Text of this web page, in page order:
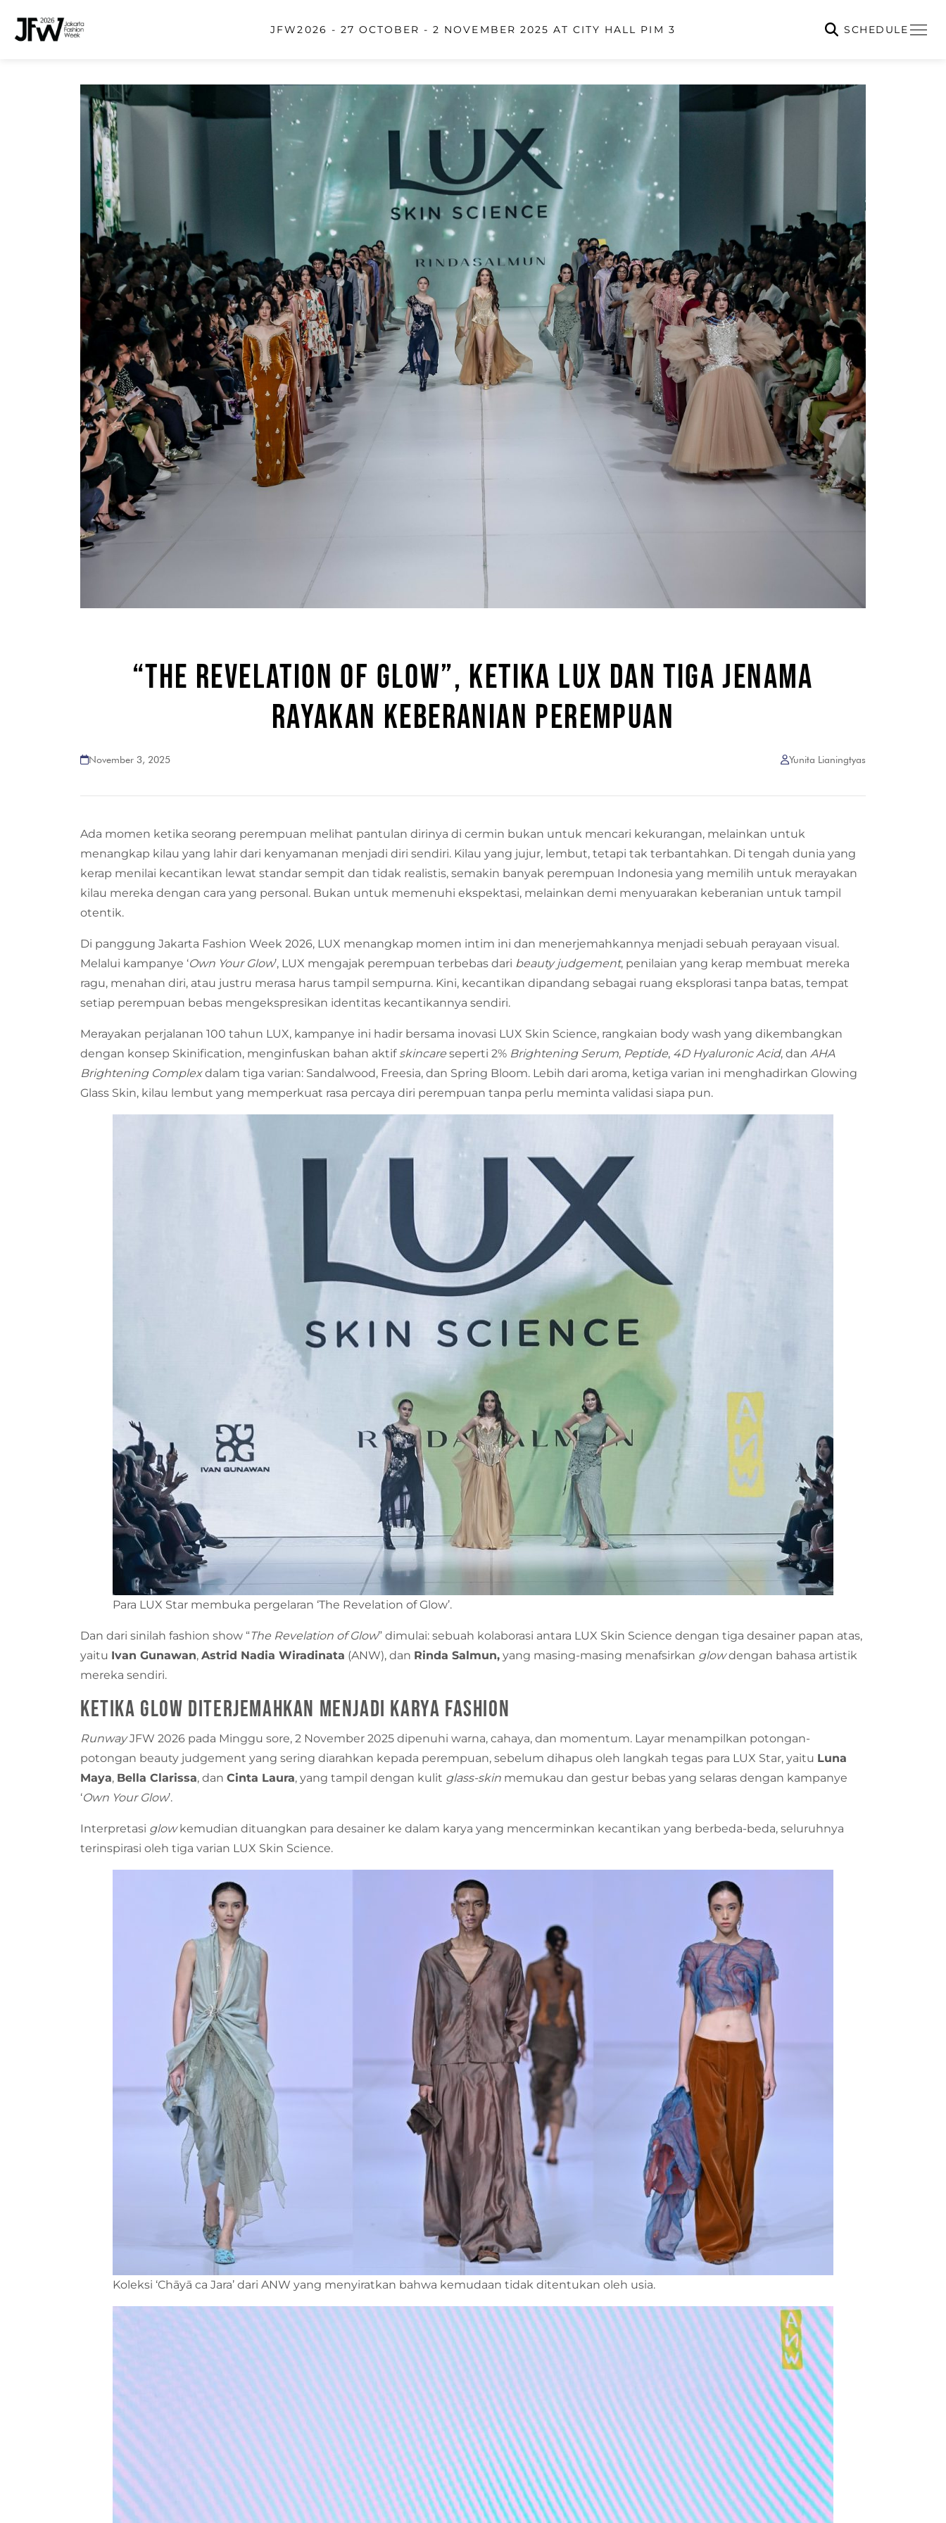
JFW2026 - 27 OCTOBER - 2 NOVEMBER 2025 AT CITY HALL PIM 3 SCHEDULE
“THE REVELATION OF GLOW”, KETIKA LUX DAN TIGA JENAMA
RAYAKAN KEBERANIAN PEREMPUAN
November 3, 2025 Yunita Lianingtyas
Ada momen ketika seorang perempuan melihat pantulan dirinya di cermin bukan untuk mencari kekurangan, melainkan untuk
menangkap kilau yang lahir dari kenyamanan menjadi diri sendiri. Kilau yang jujur, lembut, tetapi tak terbantahkan. Di tengah dunia yang
kerap menilai kecantikan lewat standar sempit dan tidak realistis, semakin banyak perempuan Indonesia yang memilih untuk merayakan
kilau mereka dengan cara yang personal. Bukan untuk memenuhi ekspektasi, melainkan demi menyuarakan keberanian untuk tampil
otentik.
Di panggung Jakarta Fashion Week 2026, LUX menangkap momen intim ini dan menerjemahkannya menjadi sebuah perayaan visual.
Melalui kampanye ‘Own Your Glow’, LUX mengajak perempuan terbebas dari beauty judgement, penilaian yang kerap membuat mereka
ragu, menahan diri, atau justru merasa harus tampil sempurna. Kini, kecantikan dipandang sebagai ruang eksplorasi tanpa batas, tempat
setiap perempuan bebas mengekspresikan identitas kecantikannya sendiri.
Merayakan perjalanan 100 tahun LUX, kampanye ini hadir bersama inovasi LUX Skin Science, rangkaian body wash yang dikembangkan
dengan konsep Skinification, menginfuskan bahan aktif skincare seperti 2% Brightening Serum, Peptide, 4D Hyaluronic Acid, dan AHA
Brightening Complexdalam tiga varian: Sandalwood, Freesia, dan Spring Bloom. Lebih dari aroma, ketiga varian ini menghadirkan Glowing
Glass Skin, kilau lembut yang memperkuat rasa percaya diri perempuan tanpa perlu meminta validasi siapa pun.
Para LUX Star membuka pergelaran ‘The Revelation of Glow’.
Dan dari sinilah fashion show “The Revelation of Glow” dimulai: sebuah kolaborasi antara LUX Skin Science dengan tiga desainer papan atas,
yaitu Ivan Gunawan, Astrid Nadia Wiradinata (ANW), dan Rinda Salmun, yang masing-masing menafsirkan glowdengan bahasa artistik
mereka sendiri.
Ketika Glow Diterjemahkan Menjadi Karya Fashion
RunwayJFW 2026 pada Minggu sore, 2 November 2025 dipenuhi warna, cahaya, dan momentum. Layar menampilkan potongan-
potongan beauty judgement yang sering diarahkan kepada perempuan, sebelum dihapus oleh langkah tegas para LUX Star, yaitu Luna
Maya, Bella Clarissa, dan Cinta Laura, yang tampil dengan kulit glass-skin memukau dan gestur bebas yang selaras dengan kampanye
‘Own Your Glow’.
Interpretasi glowkemudian dituangkan para desainer ke dalam karya yang mencerminkan kecantikan yang berbeda-beda, seluruhnya
terinspirasi oleh tiga varian LUX Skin Science.
Koleksi ‘Chāyā ca Jara’ dari ANW yang menyiratkan bahwa kemudaan tidak ditentukan oleh usia.